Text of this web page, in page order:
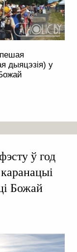
дыяцэзія) у
ў год
Божай